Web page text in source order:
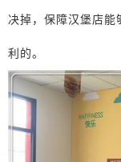
决掉，保障汉堡店能
利的。